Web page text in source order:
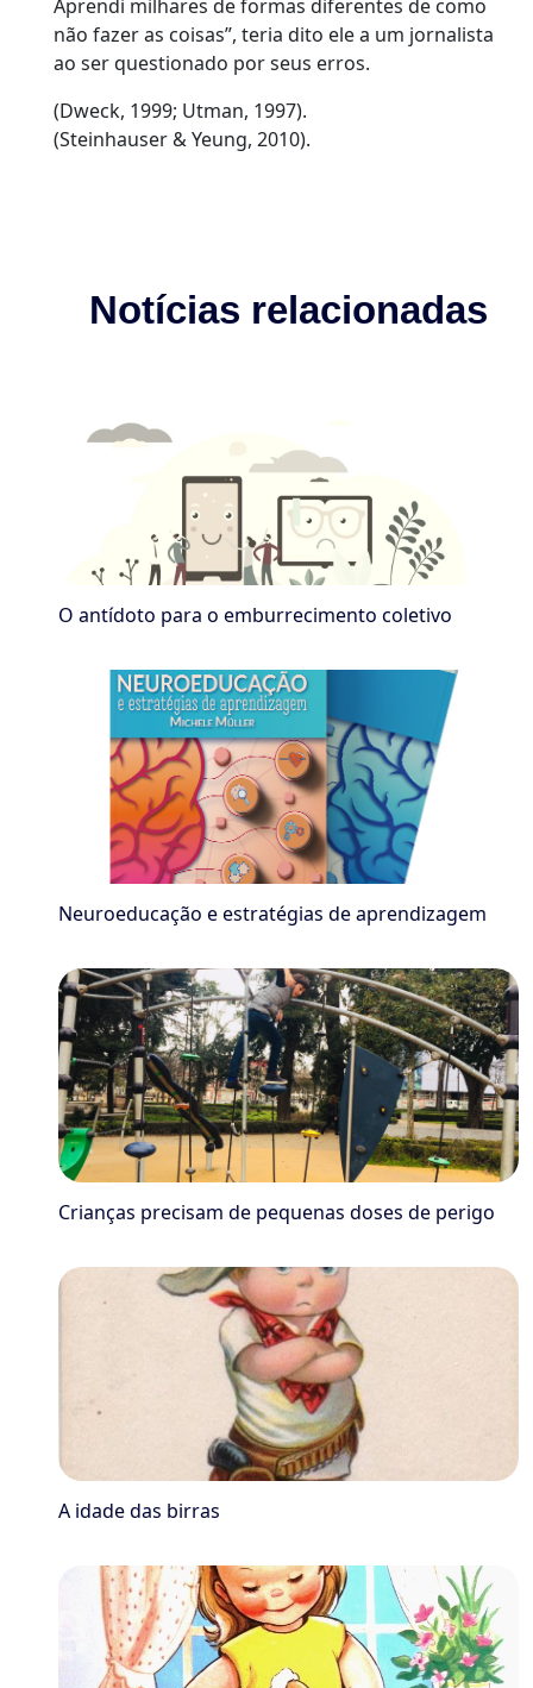
Aprendi milhares de formas diferentes de como
não fazer as coisas”, teria dito ele a um jornalista
ao ser questionado por seus erros.
(Dweck, 1999; Utman, 1997).
(Steinhauser & Yeung, 2010).
Notícias relacionadas
O antídoto para o emburrecimento coletivo
Neuroeducação e estratégias de aprendizagem
Crianças precisam de pequenas doses de perigo
A idade das birras